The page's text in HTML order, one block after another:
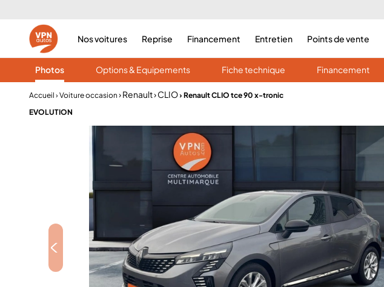
Nos voitures Reprise Financement Entretien Points de vente
Photos Options & Equipements Fiche technique Financement
Accueil › Voiture occasion › Renault› CLIO› Renault CLIO tce 90 x-tronic
EVOLUTION
<